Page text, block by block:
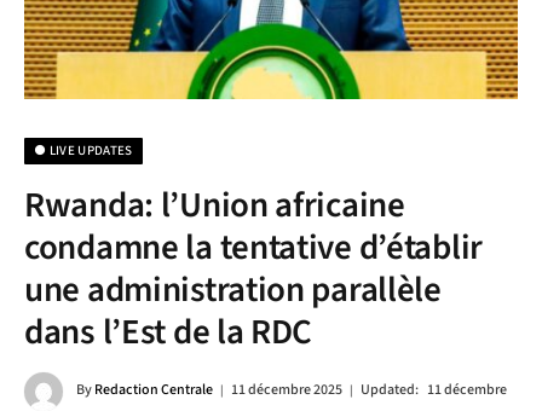
● LIVE UPDATES
Rwanda: l’Union africaine
condamne la tentative d’établir
une administration parallèle
dans l’Est de la RDC
ByRedaction Centrale 11 décembre 2025 Updated: 11 décembre